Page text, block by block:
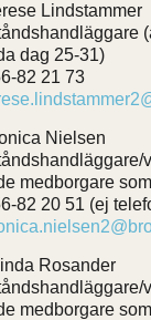
Lindstammer
dag 25-31)
82 21 73
Nielsen
medborgare
82 20 51 (ej
Rosander
medborgare